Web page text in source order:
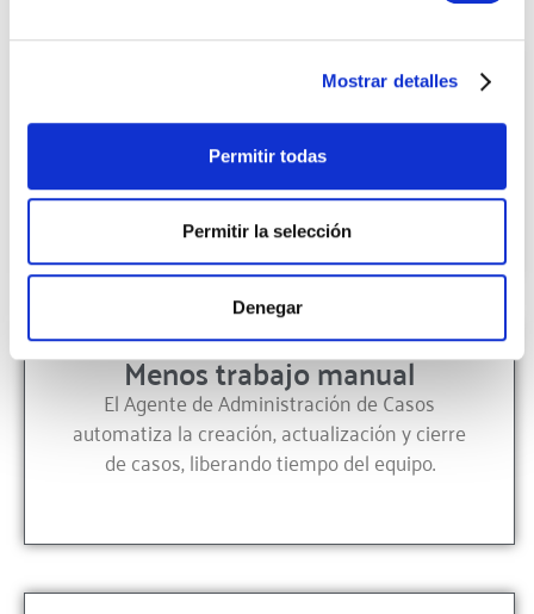
Mostrar detalles
Permitir todas
Permitir la selección
Denegar
Servicio omnicanal optimizado
Se integra con canales como chat, voz y otros
componentes del centro de contacto,
manteniendo una experiencia unificada.
Menos trabajo manual
El Agente de Administración de Casos
automatiza la creación, actualización y cierre
de casos, liberando tiempo del equipo.